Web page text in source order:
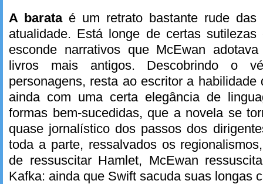
A barata é um retrato bastante rude das
atualidade. Está longe de certas
esconde narrativos que McEwan
livros mais antigos. Descobrindo o
personagens, resta ao escritor a habilidade
ainda com uma certa elegância de
formas bem-sucedidas, que a novela se
quase jornalístico dos passos dos
toda a parte, ressalvados os
de ressuscitar Hamlet, McEwan
Kafka: ainda que Swift sacuda suas longas